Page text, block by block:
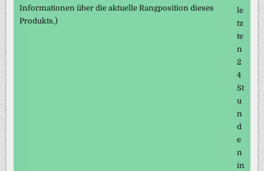
Informationen über die aktuelle Rangposition dieses
Produkts.)